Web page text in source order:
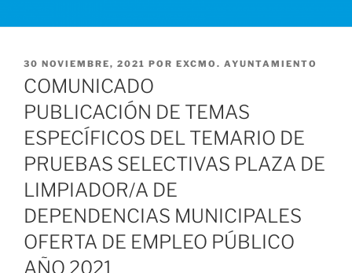
PUBLICADO
EL
30 NOVIEMBRE, 2021 POR EXCMO. AYUNTAMIENTO
COMUNICADO
PUBLICACIÓN DE TEMAS
ESPECÍFICOS DEL TEMARIO DE
PRUEBAS SELECTIVAS PLAZA DE
LIMPIADOR/A DE
DEPENDENCIAS MUNICIPALES
OFERTA DE EMPLEO PÚBLICO
AÑO 2021